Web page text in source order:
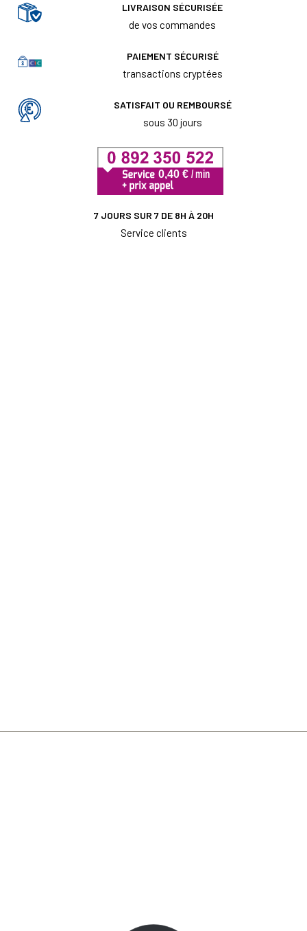
LIVRAISON SÉCURISÉE
de vos commandes
PAIEMENT SÉCURISÉ
transactions cryptées
SATISFAIT OU REMBOURSÉ
sous 30 jours
7 JOURS SUR 7 DE 8H À 20H
Service clients